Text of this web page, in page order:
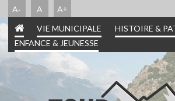
A- A A+
VIE MUNICIPALE HISTOIRE &
ENFANCE & JEUNESSE